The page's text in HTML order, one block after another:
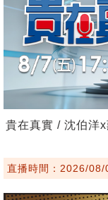
貴在真實 / 沈伯洋
直播時間：2026/